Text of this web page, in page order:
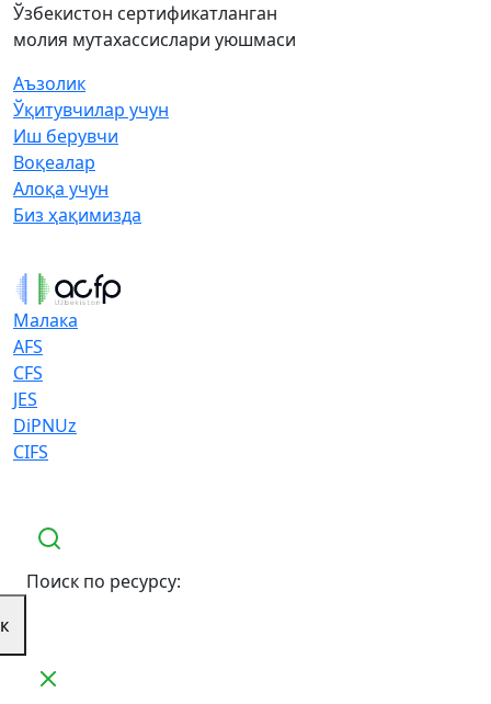
Ўзбекистон сертификатланган
молия мутахассислари уюшмаси
Аъзолик
Ўқитувчилар учун
Иш берувчи
Воқеалар
Алоқа учун
Биз ҳақимизда
Малака
AFS
CFS
JES
DiPNUz
CIFS
Поиск по ресурсу: